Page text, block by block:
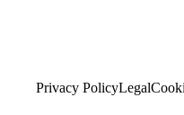
Privacy PolicyLegal